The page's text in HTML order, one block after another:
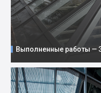
Выполненные работы —